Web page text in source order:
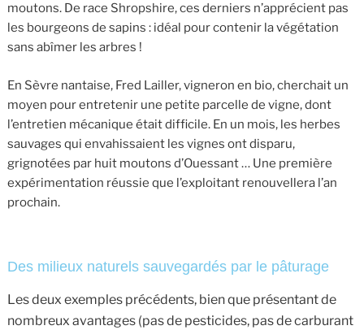
moutons. De race Shropshire, ces derniers n’apprécient pas
les bourgeons de sapins : idéal pour contenir la végétation
sans abîmer les arbres !
En Sèvre nantaise, Fred Lailler, vigneron en bio, cherchait un
moyen pour entretenir une petite parcelle de vigne, dont
l’entretien mécanique était difficile. En un mois, les herbes
sauvages qui envahissaient les vignes ont disparu,
grignotées par huit moutons d’Ouessant … Une première
expérimentation réussie que l’exploitant renouvellera l’an
prochain.
Des milieux naturels sauvegardés par le pâturage
Les deux exemples précédents, bien que présentant de
nombreux avantages (pas de pesticides, pas de carburant